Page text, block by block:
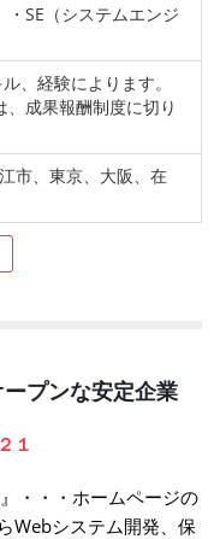
・SE（システムエンジ
、経験によります。
成果報酬制度に切り
市、東京、大阪、在
プンな安定企業
１
・・・ホームページの
Webシステム開発、保